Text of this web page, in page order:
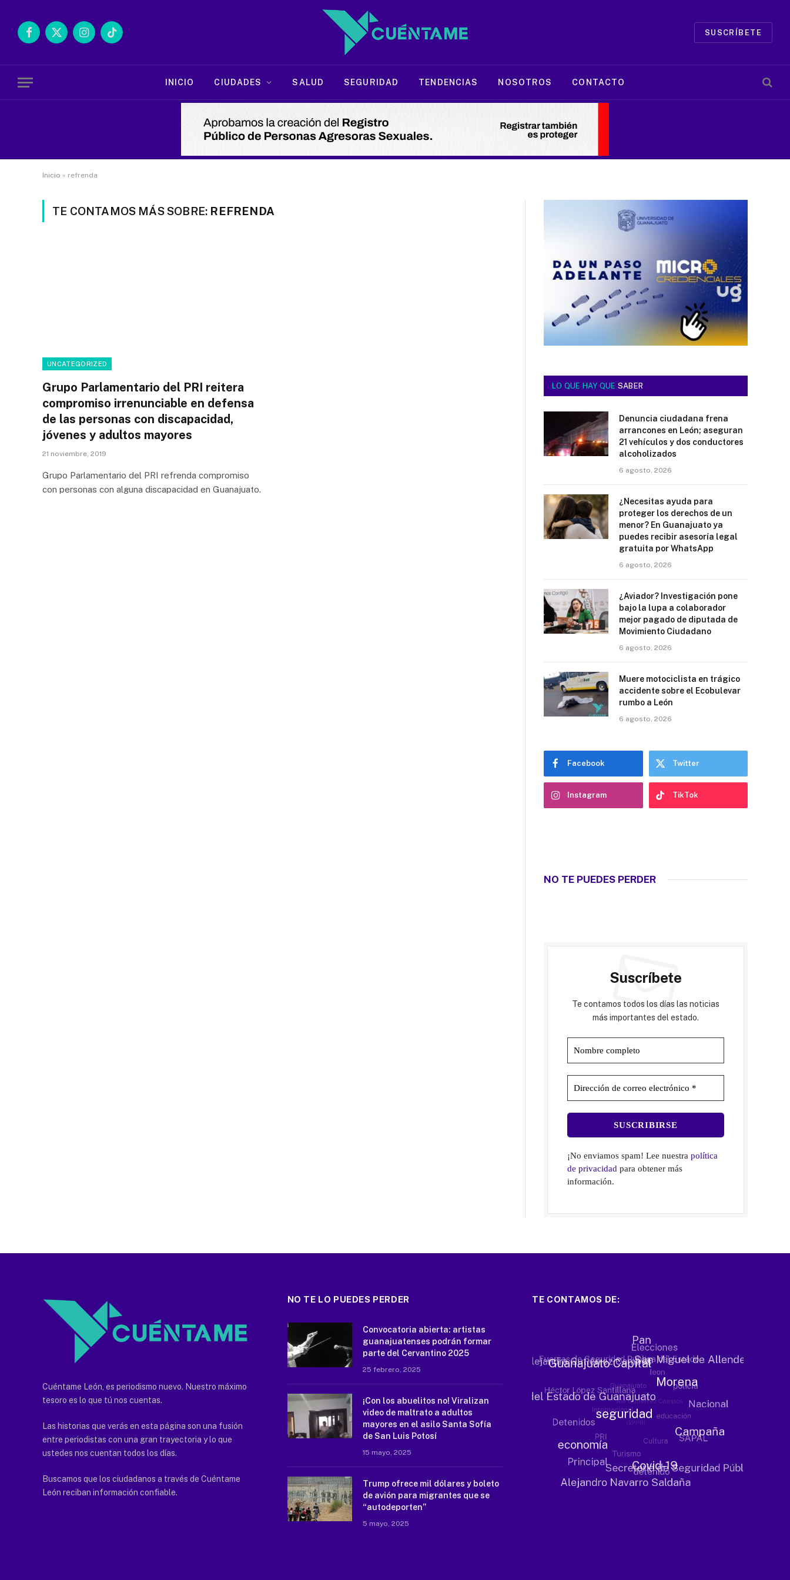
Facebook
X
InstagramTikTok
SUSCRÍBETE
INICIO CIUDADES SALUD SEGURIDAD TENDENCIAS NOSOTROS CONTACTO
Inicio » refrenda
TE CONTAMOS MÁS SOBRE: REFRENDA
UNCATEGORIZED
Grupo Parlamentario del PRI reitera
compromiso irrenunciable en defensa
de las personas con discapacidad,
jóvenes y adultos mayores
21 noviembre, 2019
Grupo Parlamentario del PRI refrenda compromiso
con personas con alguna discapacidad en Guanajuato.
LO QUE HAY QUE SABER
Denuncia ciudadana frena
arrancones en León; aseguran
21 vehículos y dos conductores
alcoholizados
6 agosto, 2026
¿Necesitas ayuda para
proteger los derechos de un
menor? En Guanajuato ya
puedes recibir asesoría legal
gratuita por WhatsApp
6 agosto, 2026
¿Aviador? Investigación pone
bajo la lupa a colaborador
mejor pagado de diputada de
Movimiento Ciudadano
6 agosto, 2026
Muere motociclista en trágico
accidente sobre el Ecobulevar
rumbo a León
6 agosto, 2026
Facebook Twitter
Instagram TikTok
NO TE PUEDES PERDER
Suscríbete
Te contamos todos los días las noticias
más importantes del estado.
¡No enviamos spam! Lee nuestrapolítica
de privacidad para obtener más
información.
Cuéntame León, es periodismo nuevo. Nuestro máximo
tesoro es lo que tú nos cuentas.
Las historias que verás en esta página son una fusión
entre periodistas con una gran trayectoria y lo que
ustedes nos cuentan todos los días.
Buscamos que los ciudadanos a través de Cuéntame
León reciban información confiable.
NO TE LO PUEDES PERDER
Convocatoria abierta: artistas
guanajuatenses podrán formar
parte del Cervantino 2025
25 febrero, 2025
¡Con los abuelitos no! Viralizan
video de maltrato a adultos
mayores en el asilo Santa Sofía
de San Luis Potosí
15 mayo, 2025
Trump ofrece mil dólares y boleto
de avión para migrantes que se
“autodeporten”
5 mayo, 2025
TE CONTAMOS DE: